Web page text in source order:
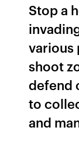
Stop a
various
shoot
defend
to
and